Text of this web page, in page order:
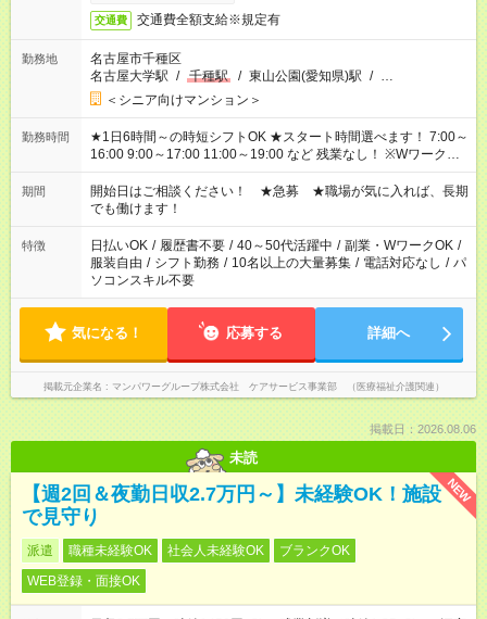
交通費 交通費全額支給※規定有
勤務地
名古屋市千種区
名古屋大学駅 / 千種駅 / 東山公園(愛知県)駅 / …
＜シニア向けマンション＞
勤務時間
★1日6時間～の時短シフトOK ★スタート時間選べます！ 7:00～
16:00 9:00～17:00 11:00～19:00 など 残業なし！ ※Wワークの
場合、他のお仕事と合わせ週40時間超の就業はご案内できませ
ん ※法令に基づき、週20時間以上勤務は社会保険への加入対象
となります ※労働者派遣法（日雇い派遣の原則禁止）により、
短時間・短期間の就業はご案内が難しい場合があります
期間
開始日はご相談ください！ ★急募 ★職場が気に入れば、長期
でも働けます！
特徴 日払いOK / 履歴書不要 / 40～50代活躍中 / 副業・WワークOK /
服装自由 / シフト勤務 / 10名以上の大量募集 / 電話対応なし / パ
ソコンスキル不要
気になる！ 応募する 詳細へ
掲載元企業名 マンパワーグループ株式会社 ケアサービス事業部 （医療福祉介護関連）
掲載日：2026.08.06
未読
NEW
【週2回＆夜勤日収2.7万円～】未経験OK！施設
で見守り
派遣 職種未経験OK 社会人未経験OK
ブランクOK
WEB登録・面接OK